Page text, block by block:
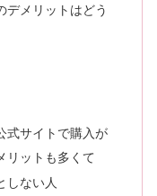
デメリットはどう
式サイトで購入が
リットも多くて
しない人